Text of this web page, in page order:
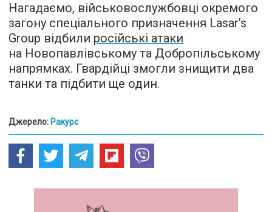
Нагадаємо, військовослужбовці окремого
загону спеціального призначення Lasar’s
Group відбили російські атаки
на Новопавлівському та Добропільському
напрямках. Гвардійці змогли знищити два
танки та підбити ще один.
Джерело: Ракурс